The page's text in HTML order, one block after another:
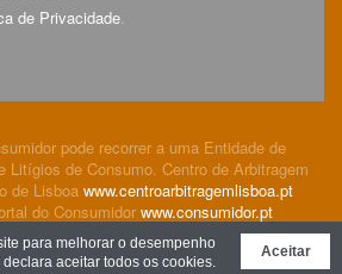
para melhorar o desempenho
aceitar todos os cookies.
Aceitar
de Privacidade.
pode recorrer a uma Entidade de
Litígios de Consumo. Centro de Arbitragem
de Lisboa www.centroarbitragemlisboa.pt
do Consumidor www.consumidor.pt
Lda 2026. All rights reserved. Política
de Privacidade